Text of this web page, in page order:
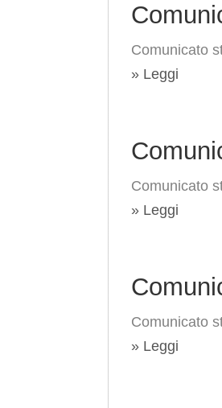
Comunicato
» Leggi
Comunicato
» Leggi
Comunicato
» Leggi